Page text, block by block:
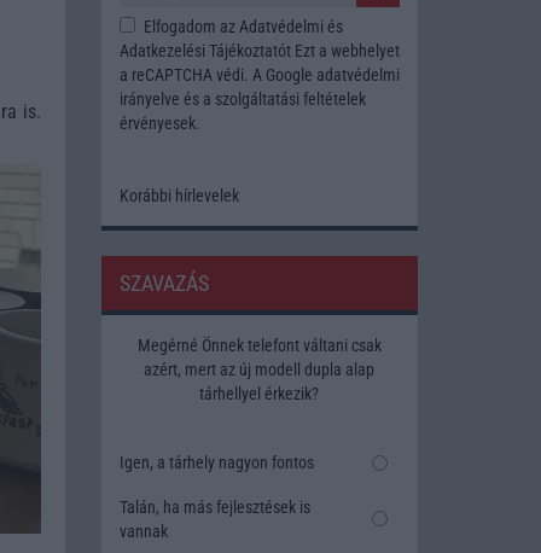
is.
Elfogadom az Adatvédelmi és
Adatkezelési TájékoztatótEzt a webhelyet
a reCAPTCHA védi. A Google adatvédelmi
irányelve és a szolgáltatási feltételek
érvényesek.
Korábbi hírlevelek
SZAVAZÁS
Megérné Önnek telefont váltani csak
azért, mert az új modell dupla alap
tárhellyel érkezik?
Igen, a tárhely nagyon fontos
Talán, ha más fejlesztések is
vannak